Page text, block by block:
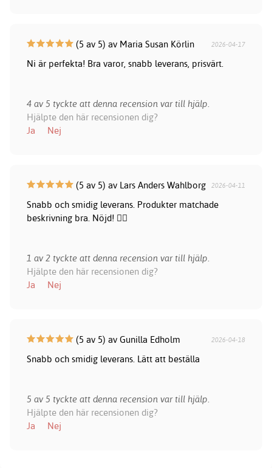
(5 av 5) av Maria Susan Körlin 2026-04-17
Ni är perfekta! Bra varor, snabb leverans, prisvärt.
4 av 5 tyckte att denna recension var till hjälp.
Hjälpte den här recensionen dig?
Ja
Nej
(5 av 5) av Lars Anders Wahlborg 2026-04-11
Snabb och smidig leverans. Produkter matchade
beskrivning bra. Nöjd! 👍🏻
1 av 2 tyckte att denna recension var till hjälp.
Hjälpte den här recensionen dig?
Ja
Nej
(5 av 5) av Gunilla Edholm 2026-04-18
Snabb och smidig leverans. Lätt att beställa
5 av 5 tyckte att denna recension var till hjälp.
Hjälpte den här recensionen dig?
Ja
Nej